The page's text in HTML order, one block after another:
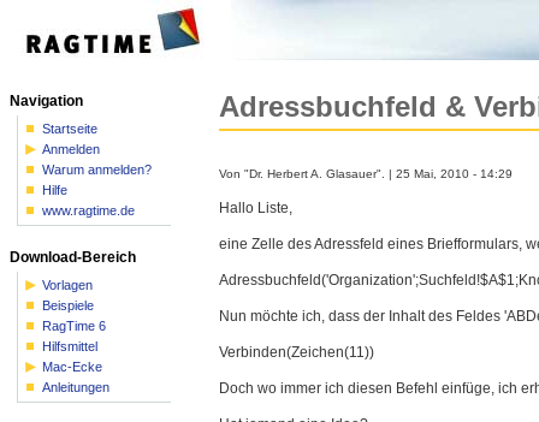
Adressbuchfeld &
Von "Dr. Herbert A. Glasauer". | 25 Mai, 2010 - 14:29
Hallo Liste,
eine Zelle des Adressfeld eines Briefformulars,
Adressbuchfeld('Organization
Nun möchte ich, dass der Inhalt des Feldes
Verbinden(Zeichen(11))
Doch wo immer ich diesen Befehl einfüge, ich
Navigation
Startseite
Anmelden
Warum anmelden?
Hilfe
www.ragtime.de
Download-Bereich
Vorlagen
Beispiele
RagTime 6
Hilfsmittel
Mac-Ecke
Anleitungen